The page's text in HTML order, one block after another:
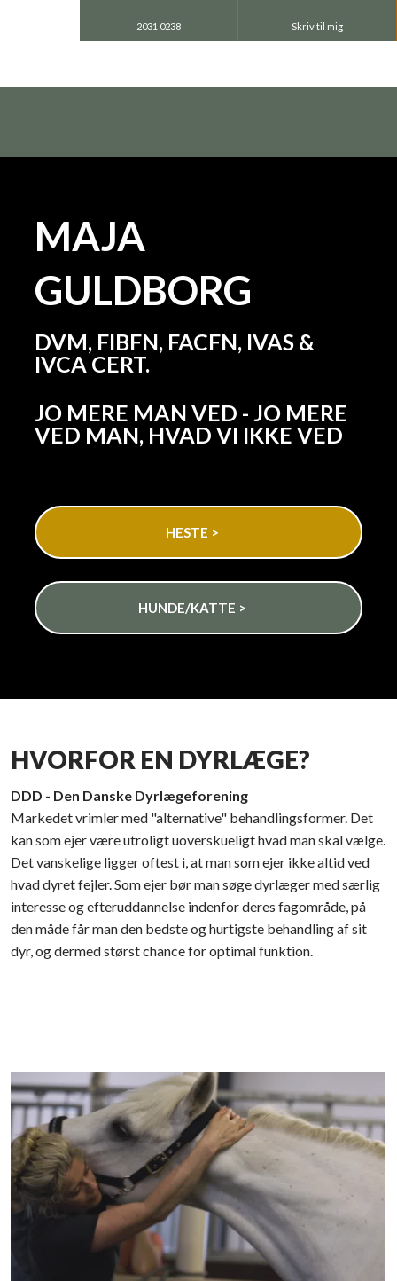
2031 0238 Skriv til mig
MAJA
GULDBORG
DVM, FIBFN, FACFN, IVAS &
IVCA CERT.
​JO MERE MAN VED - JO MERE
VED MAN, HVAD VI IKKE VED
HESTE >
HUNDE/KATTE >
HVORFOR EN DYRLÆGE?
DDD - Den Danske Dyrlægeforening
Markedet vrimler med "alternative" behandlingsformer. Det
kan som ejer være utroligt uoverskueligt hvad man skal vælge.
Det vanskelige ligger oftest i, at man som ejer ikke altid ved
hvad dyret fejler. Som ejer bør man søge dyrlæger med særlig
interesse og efteruddannelse indenfor deres fagområde, på
den måde får man den bedste og hurtigste behandling af sit
dyr, og dermed størst chance for optimal funktion.